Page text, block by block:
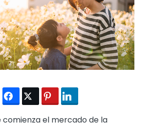
comienza el mercado de la